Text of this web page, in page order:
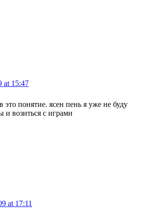
at 15:47
это понятие. ясен пень я уже не буду
и возиться с играми
at 17:11